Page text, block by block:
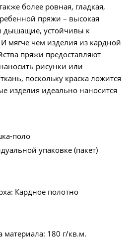
более ровная, гладкая,
пряжи – высокая
дышащие, устойчивы к
мягче чем изделия из кардной
пряжи предоставляют
рисунки или
поскольку краска ложится
изделия идеально наносится
поло
упаковке (пакет)
Кардное полотно
180 г/кв.м.